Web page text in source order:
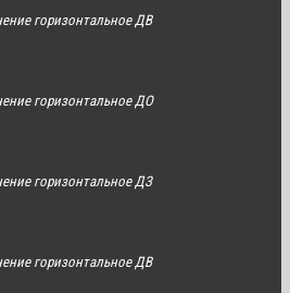
горизонтальное ДВ
горизонтальное ДО
горизонтальное ДЗ
горизонтальное ДВ